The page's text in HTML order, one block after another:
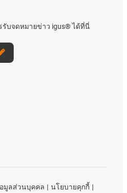
บจดหมายข่าว igus® ได้ที่นี่
มูลส่วนบุคคล
นโยบายคุกกี้